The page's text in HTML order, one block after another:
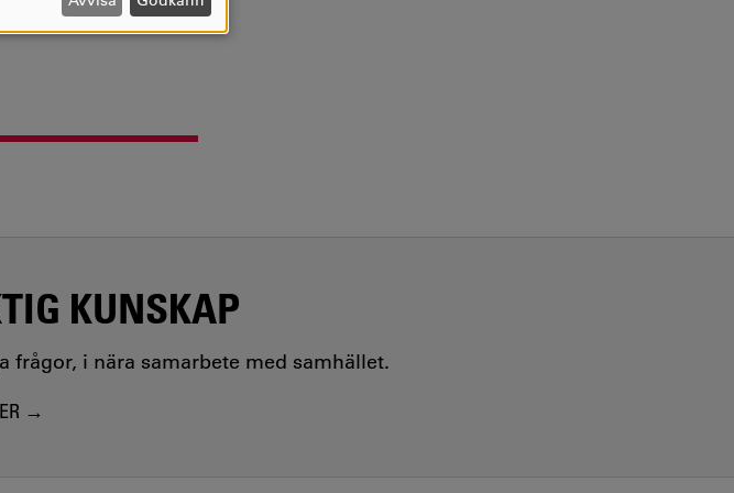
KUNSKAP
i nära samarbete med samhället.